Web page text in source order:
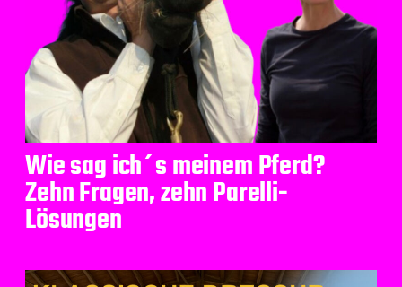
Wie sag ich´s meinem Pferd?
Zehn Fragen, zehn Parelli-
Lösungen